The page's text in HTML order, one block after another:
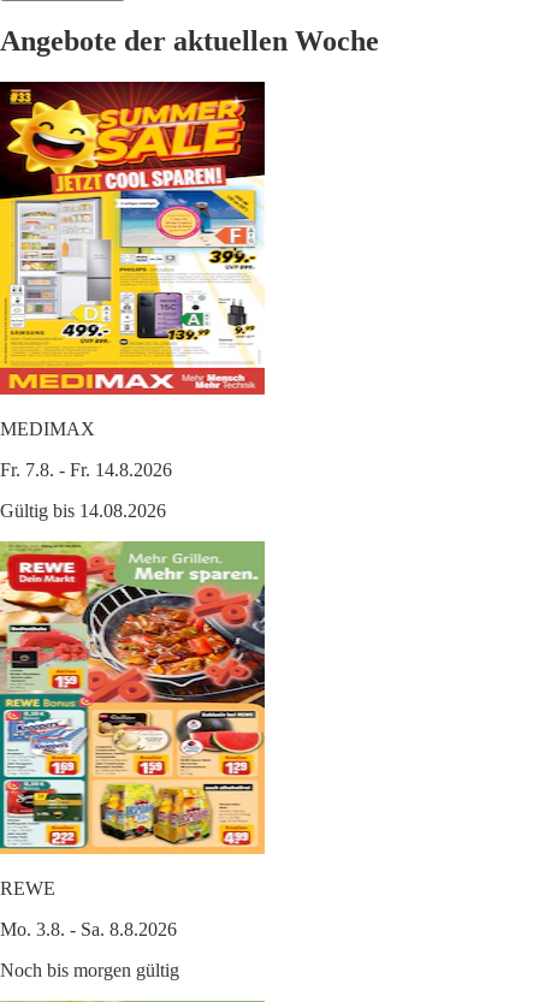
Angebote der aktuellen Woche
MEDIMAX
Fr. 7.8. - Fr. 14.8.2026
Gültig bis 14.08.2026
REWE
Mo. 3.8. - Sa. 8.8.2026
Noch bis morgen gültig